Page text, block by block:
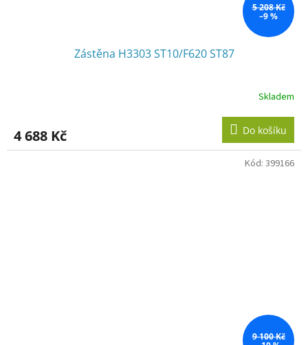
5 208 Kč
–9 %
Zástěna H3303 ST10/F620 ST87
Skladem
4 688 Kč Do košíku
9 100 Kč
Kód: 399166